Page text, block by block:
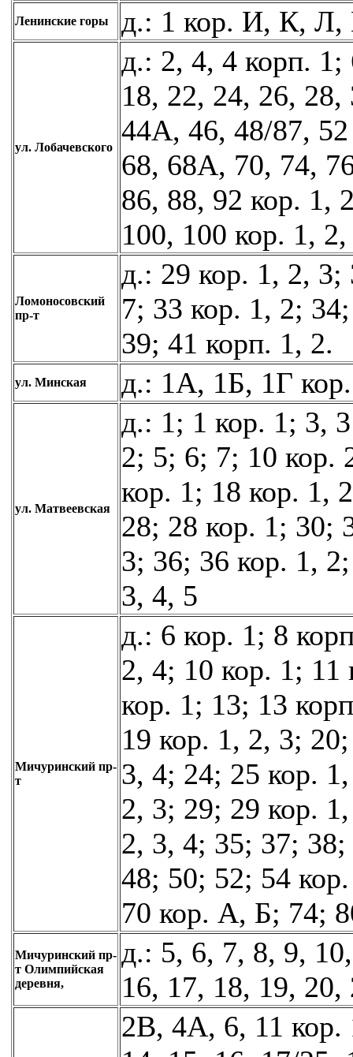
Ленинские горы д.: 1 кор. И, К,
ул. Лобачевского
д.: 2, 4, 4 корп.
18, 22, 24, 26,
44А, 46, 48/87,
68, 68А, 70, 74,
86, 88, 92 кор. 1,
100, 100 кор. 1,
Ломоносовский
пр-т
д.: 29 кор. 1, 2,
7; 33 кор. 1, 2;
39; 41 корп. 1, 2.
ул. Минская д.: 1А, 1Б, 1Г
ул. Матвеевская
д.: 1; 1 кор. 1; 3,
2; 5; 6; 7; 10 кор.
кор. 1; 18 кор. 1,
28; 28 кор. 1; 30;
3; 36; 36 кор. 1,
3, 4, 5
Мичуринский пр-
т
д.: 6 кор. 1; 8
2, 4; 10 кор. 1; 11
кор. 1; 13; 13
19 кор. 1, 2, 3;
3, 4; 24; 25 кор.
2, 3; 29; 29 кор.
2, 3, 4; 35; 37;
48; 50; 52; 54
70 кор. А, Б; 74;
Мичуринский пр-
т Олимпийская
деревня,
д.: 5, 6, 7, 8, 9,
16, 17, 18, 19, 20,
2В, 4А, 6, 11 кор.